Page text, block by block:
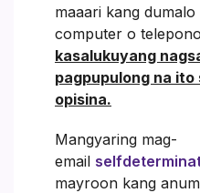
maaari kang
computer o
kasalukuyang
pagpupulong na ito
opisina.
Mangyaring mag-
email
mayroon kang